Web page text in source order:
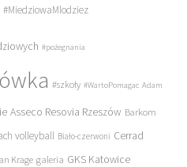
#MiedziowaMlodziez
#pożegnania
#szkoły #WartoPomagac Adam
Asseco Resovia Rzeszów Barkom
volleyball Biało-czerwoni Cerrad
Krage galeria GKS Katowice